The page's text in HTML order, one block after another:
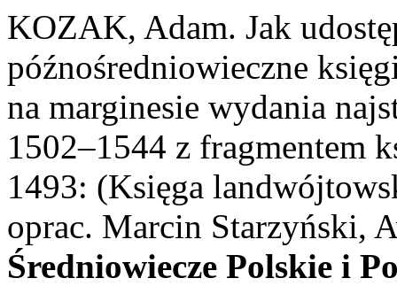
KOZAK, Adam. Jak
późnośredniowieczne
na marginesie wydania
1502–1544 z fragmentem
1493: (Księga
oprac. Marcin Starzyński,
Średniowiecze Polskie i